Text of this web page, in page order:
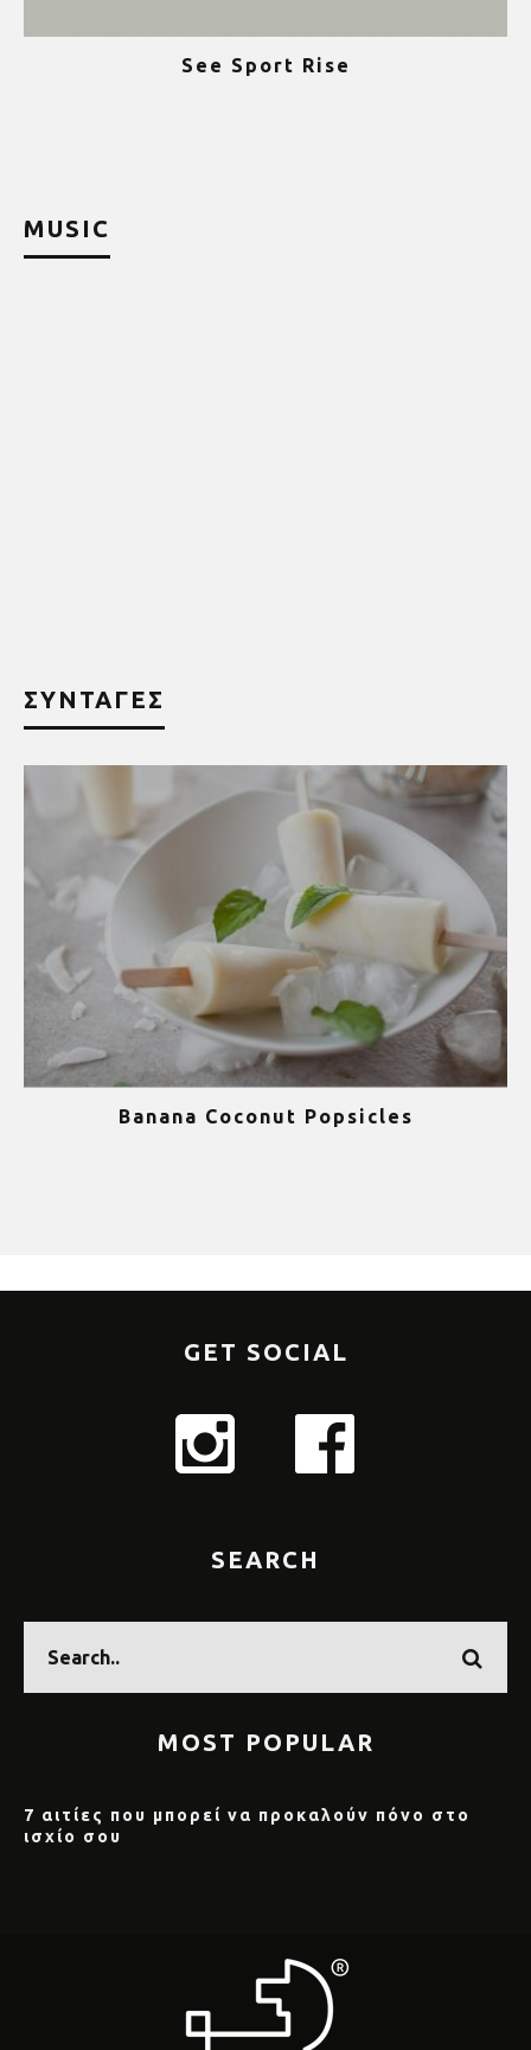
See Sport Rise
MUSIC
ΣΥΝΤΑΓΕΣ
Banana Coconut Popsicles
GET SOCIAL
SEARCH
MOST POPULAR
7 αιτίες που μπορεί να προκαλούν πόνο στο
ισχίο σου